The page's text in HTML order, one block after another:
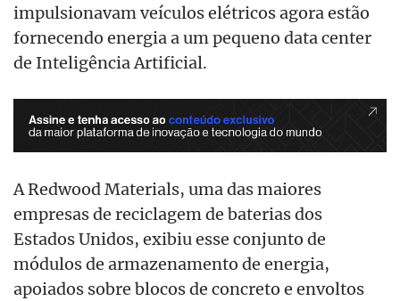
impulsionavam veículos elétricos agora estão
fornecendo energia a um pequeno data center
de Inteligência Artificial.
A Redwood Materials, uma das maiores
empresas de reciclagem de baterias dos
Estados Unidos, exibiu esse conjunto de
módulos de armazenamento de energia,
apoiados sobre blocos de concreto e envoltos